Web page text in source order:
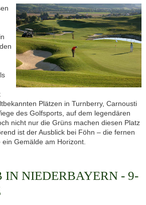
Plätzen in Turnberry, Carnousti
des Golfsports, auf dem legendären
nicht nur die Grüns machen diesen Platz
ist der Ausblick bei Föhn – die fernen
Gemälde am Horizont.
IN NIEDERBAYERN - 9-